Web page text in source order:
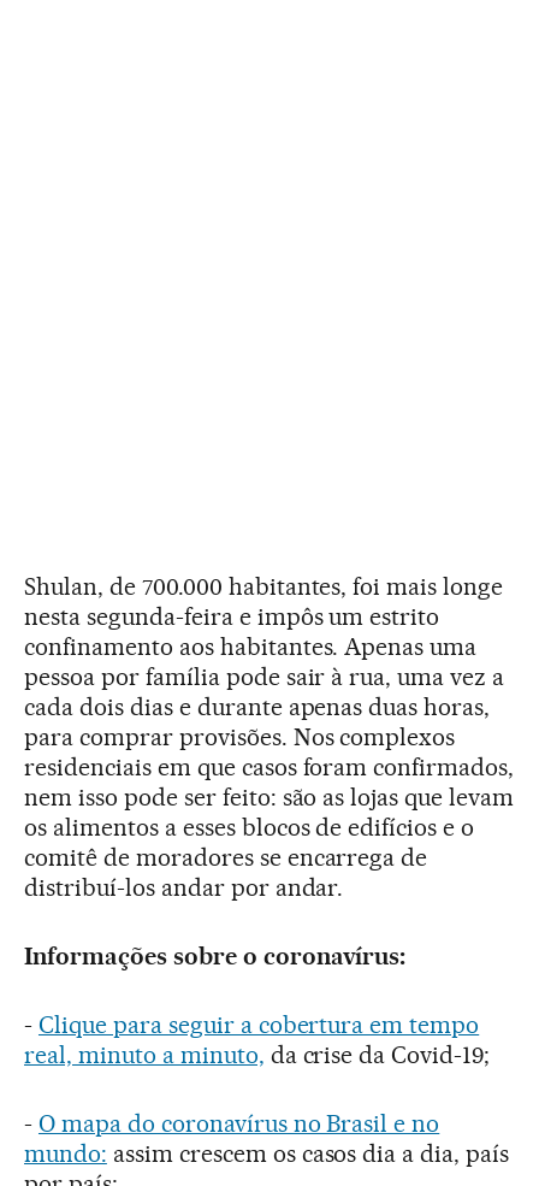
Shulan, de 700.000 habitantes, foi mais longe
nesta segunda-feira e impôs um estrito
confinamento aos habitantes. Apenas uma
pessoa por família pode sair à rua, uma vez a
cada dois dias e durante apenas duas horas,
para comprar provisões. Nos complexos
residenciais em que casos foram confirmados,
nem isso pode ser feito: são as lojas que levam
os alimentos a esses blocos de edifícios e o
comitê de moradores se encarrega de
distribuí-los andar por andar.
Informações sobre o coronavírus:
- Clique para seguir a cobertura em tempo
real, minuto a minuto, da crise da Covid-19;
- O mapa do coronavírus no Brasil e no
mundo: assim crescem os casos dia a dia, país